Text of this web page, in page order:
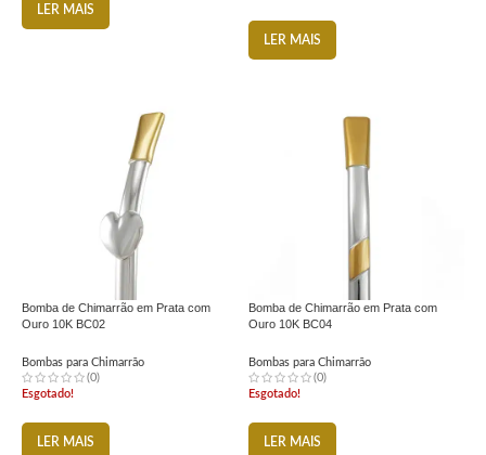
LER MAIS
LER MAIS
Bomba de Chimarrão em Prata com
Ouro 10K BC02
Bombas para Chimarrão
(0)
Esgotado!
LER MAIS
Bomba de Chimarrão em Prata com
Ouro 10K BC04
Bombas para Chimarrão
(0)
Esgotado!
LER MAIS